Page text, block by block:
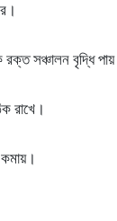
সঞ্চালন বৃদ্ধি
রাখে।